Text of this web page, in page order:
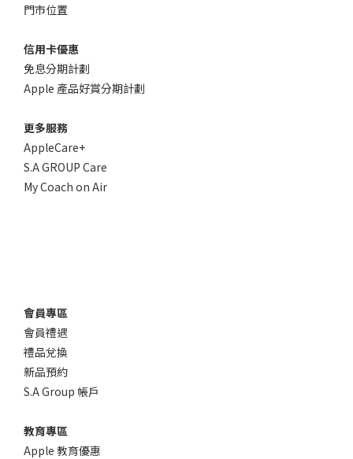
門市位置
信用卡優惠
免息分期計劃
Apple 產品好賞分期計劃
更多服務
AppleCare+
S.A GROUP Care
My Coach on Air
會員專區
會員禮遇
禮品兌換
新品預約
S.A Group 帳戶
教育專區
Apple 教育優惠